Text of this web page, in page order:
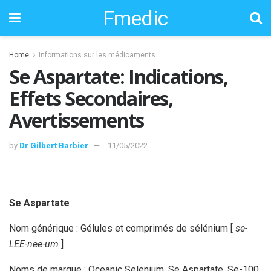
Fmedic
Home Informations sur les médicaments
Se Aspartate: Indications,
Effets Secondaires,
Avertissements
by Dr Gilbert Barbier 11/05/2022
Se Aspartate
Nom générique : Gélules et comprimés de sélénium [ se-
LEE-nee-um ]